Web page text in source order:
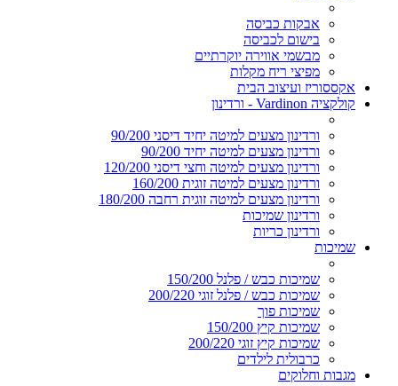
אבקות כביסה
בישום לכביסה
מבשמי אווירה יוקרתיים
מפיצי ריח מקלות
אקססוריז ועיצוב הבית
קולקציה Vardinon - ורדינון
ורדינון מצעים למיטה יחיד דיסני 90/200
ורדינון מצעים למיטה יחיד 90/200
ורדינון מצעים למיטה וחצי דיסני 120/200
ורדינון מצעים למיטה זוגית 160/200
ורדינון מצעים למיטה זוגית רחבה 180/200
ורדינון שמיכות
ורדינון כריות
שמיכות
שמיכות כבש / פלנל 150/200
שמיכות כבש / פלנל זוגי 200/220
שמיכות פוך
שמיכות קיץ 150/200
שמיכות קיץ זוגי 200/220
כרבולית לילדים
מגבות וחלוקים